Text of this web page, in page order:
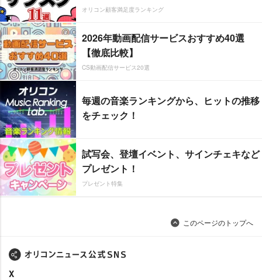
オリコン顧客満足度ランキング
2026年動画配信サービスおすすめ40選
【徹底比較】
CS動画配信サービス20選
毎週の音楽ランキングから、ヒットの推移
をチェック！
試写会、登壇イベント、サインチェキなど
プレゼント！
プレゼント特集
このページのトップへ
X